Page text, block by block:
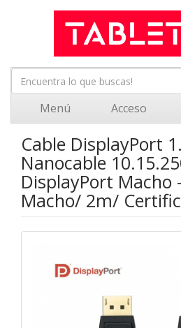
Menú Acceso
Cable DisplayPort
Nanocable
DisplayPort Macho
Macho/ 2m/